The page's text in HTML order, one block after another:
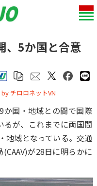
、5か国と合意
チロロネットVN
国・地域との間で国際
るが、これまでに両国間
地域となっている。交通
が28日に明らかに